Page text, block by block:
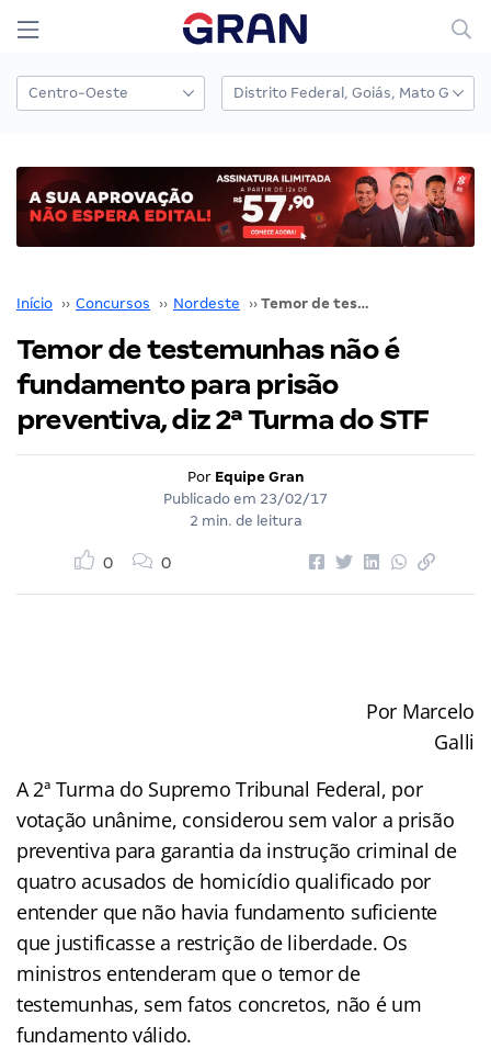
Início ›› Concursos ›› Nordeste ›› Temor de testemunhas não é fundamento para prisão preventiva, diz 2ª Turma do STF
Temor de testemunhas não é
fundamento para prisão
preventiva, diz 2ª Turma do STF
Por Equipe Gran
Publicado em 23/02/17
2 min. de leitura
0 0
Por Marcelo
Galli
A 2ª Turma do Supremo Tribunal Federal, por
votação unânime, considerou sem valor a prisão
preventiva para garantia da instrução criminal de
quatro acusados de homicídio qualificado por
entender que não havia fundamento suficiente
que justificasse a restrição de liberdade. Os
ministros entenderam que o temor de
testemunhas, sem fatos concretos, não é um
fundamento válido.